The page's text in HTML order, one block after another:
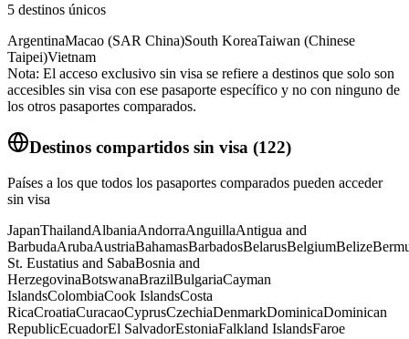
5 destinos únicos
ArgentinaMacao (SAR China)South KoreaTaiwan (Chinese
Taipei)Vietnam
Nota: El acceso exclusivo sin visa se refiere a destinos que solo son
accesibles sin visa con ese pasaporte específico y no con ninguno de
los otros pasaportes comparados.
Destinos compartidos sin visa (122)
Países a los que todos los pasaportes comparados pueden acceder
sin visa
JapanThailandAlbaniaAndorraAnguillaAntigua and
BarbudaArubaAustriaBahamasBarbadosBelarusBelgiumBelize
St. Eustatius and SabaBosnia and
HerzegovinaBotswanaBrazilBulgariaCayman
IslandsColombiaCook IslandsCosta
RicaCroatiaCuracaoCyprusCzechiaDenmarkDominicaDominican
RepublicEcuadorEl SalvadorEstoniaFalkland IslandsFaroe